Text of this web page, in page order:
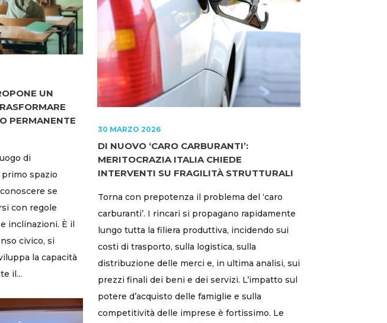
UN
PERMANENTE
di
spazio
se
con regole
inclinazioni. È il
civico, si
la capacità
il...
30 MARZO 2026
DI NUOVO ‘CARO CARBURANTI’:
MERITOCRAZIA ITALIA CHIEDE
INTERVENTI SU FRAGILITÀ STRUTTURALI
Torna con prepotenza il problema del ‘caro
carburanti’. I rincari si propagano rapidamente
lungo tutta la filiera produttiva, incidendo sui
costi di trasporto, sulla logistica, sulla
distribuzione delle merci e, in ultima analisi, sui
prezzi finali dei beni e dei servizi. L’impatto sul
potere d’acquisto delle famiglie e sulla
competitività delle imprese è fortissimo. Le